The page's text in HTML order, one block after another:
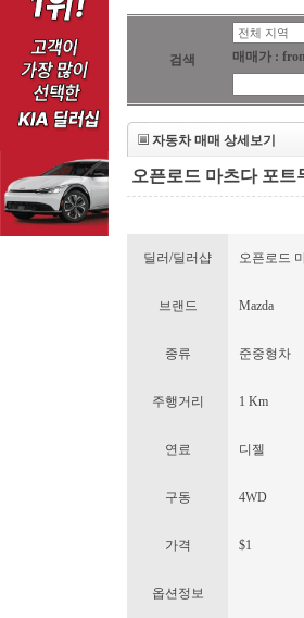
검색 매매가 :
자동차 매매 상세보기
오픈로드 마츠다 포트
딜러/딜러샵 오픈로드
브랜드 Mazda
종류 준중형차
주행거리 1 Km
연료 디젤
구동 4WD
가격 $1
옵션정보